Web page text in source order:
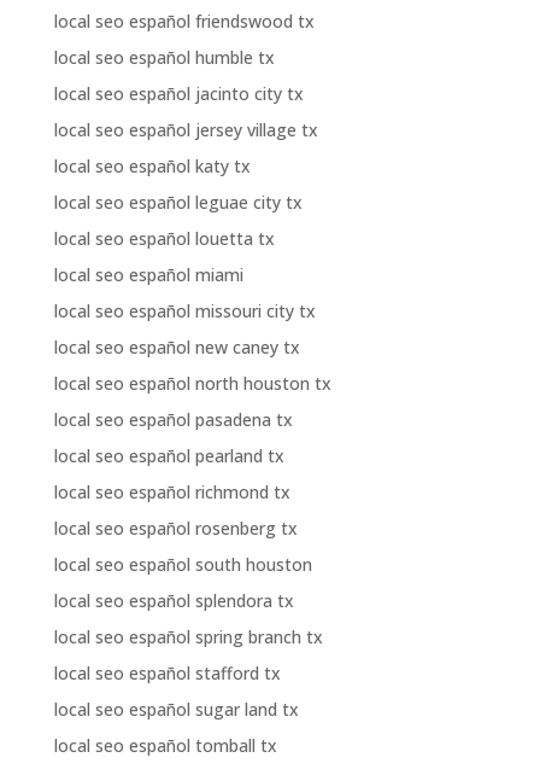
local seo español friendswood tx
local seo español humble tx
local seo español jacinto city tx
local seo español jersey village tx
local seo español katy tx
local seo español leguae city tx
local seo español louetta tx
local seo español miami
local seo español missouri city tx
local seo español new caney tx
local seo español north houston tx
local seo español pasadena tx
local seo español pearland tx
local seo español richmond tx
local seo español rosenberg tx
local seo español south houston
local seo español splendora tx
local seo español spring branch tx
local seo español stafford tx
local seo español sugar land tx
local seo español tomball tx